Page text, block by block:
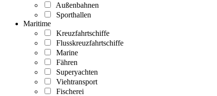
Außenbahnen
Sporthallen
Maritime
Kreuzfahrtschiffe
Flusskreuzfahrtschiffe
Marine
Fähren
Superyachten
Viehtransport
Fischerei